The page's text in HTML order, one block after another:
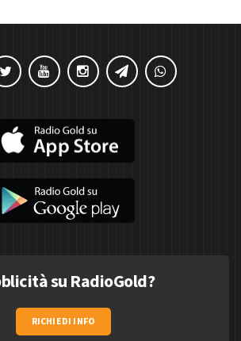
su RadioGold?
RICHIEDI INFO